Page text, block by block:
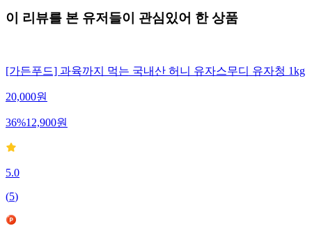
이 리뷰를 본 유저들이 관심있어 한 상품
[가든푸드] 과육까지 먹는 국내산 허니 유자스무디 유자청 1kg
20,000원
36%12,900원
5.0
(5)